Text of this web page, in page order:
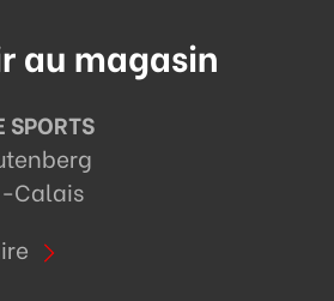
au magasin
SPORTS
Calais